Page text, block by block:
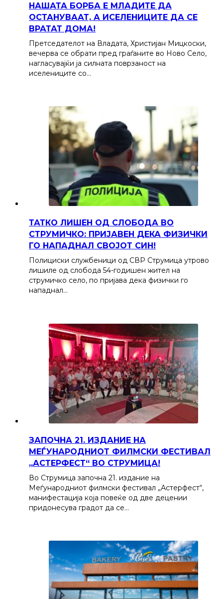
НАШАТА БОРБА Е МЛАДИТЕ ДА
ОСТАНУВААТ, А ИСЕЛЕНИЦИТЕ ДА СЕ
ВРАТАТ ДОМА!
Претседателот на Владата, Христијан Мицкоски,
вечерва се обрати пред граѓаните во Ново Село,
нагласувајќи ја силната поврзаност на
иселениците со…
ТАТКО ЛИШЕН ОД СЛОБОДА ВО
СТРУМИЧКО: ПРИЈАВЕН ДЕКА ФИЗИЧКИ
ГО НАПАДНАЛ СВОЈОТ СИН!
Полициски службеници од СВР Струмица утрово
лишиле од слобода 54-годишен жител на
струмичко село, по пријава дека физички го
нападнал…
ЗАПОЧНА 21. ИЗДАНИЕ НА
МЕЃУНАРОДНИОТ ФИЛМСКИ ФЕСТИВАЛ
„АСТЕРФЕСТ“ ВО СТРУМИЦА!
Во Струмица започна 21. издание на
Меѓународниот филмски фестивал „Астерфест“,
манифестација која повеќе од две децении
придонесува градот да се…